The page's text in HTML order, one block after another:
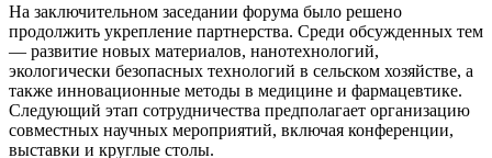
На заключительном заседании форума было решено
продолжить укрепление партнерства. Среди обсужденных тем
— развитие новых материалов, нанотехнологий,
экологически безопасных технологий в сельском хозяйстве, а
также инновационные методы в медицине и фармацевтике.
Следующий этап сотрудничества предполагает организацию
совместных научных мероприятий, включая конференции,
выставки и круглые столы.